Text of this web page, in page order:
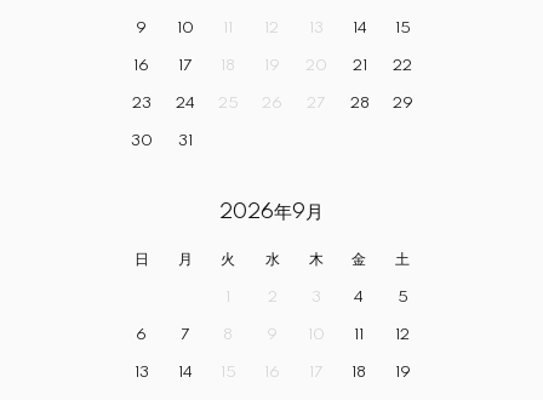
9 10 11 12 13 14 15
16 17 18 19 20 21 22
23 24 25 26 27 28 29
30 31
2026年9月
日 月 火 水 木 金 土
1 2 3 4 5
6 7 8 9 10 11 12
13 14 15 16 17 18 19